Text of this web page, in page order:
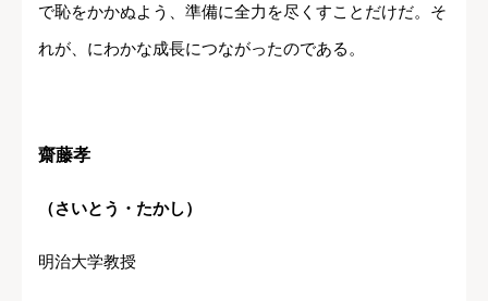
で恥をかかぬよう、準備に全力を尽くすことだけだ。そ
れが、にわかな成長につながったのである。
齋藤孝
（さいとう・たかし）
明治大学教授